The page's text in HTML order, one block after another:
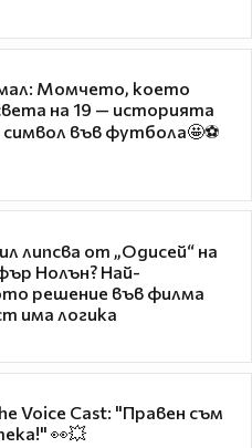
Момчето, което
на 19 — историята
символ във футбола🤩⚽
липсва от „Одисей“ на
Нолън? Най-
решение във филма
има логика
Voice Cast: "Правен съм
👀💥